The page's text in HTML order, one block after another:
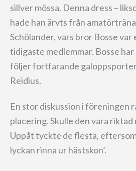
sillver mössa. Denna dress –
hade han ärvts från
Schölander, vars bror Bosse var
tidigaste medlemmar. Bosse
följer fortfarande
Reidius.
En stor diskussion i föreningen
placering. Skulle den vara
Uppåt tyckte de flesta, eftersom
lyckan rinna ur hästskon’.